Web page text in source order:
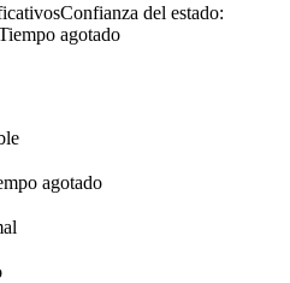
Confianza del estado:
agotado
agotado